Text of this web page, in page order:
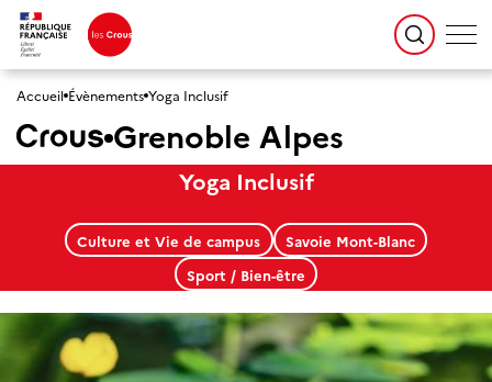
Accueil Évènements Yoga Inclusif
Grenoble Alpes
Yoga Inclusif
Culture et Vie de campus
Savoie Mont-Blanc
Sport / Bien-être